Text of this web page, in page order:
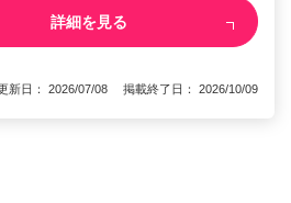
詳細を見る
新日： 2026/07/08 掲載終了日： 2026/10/09